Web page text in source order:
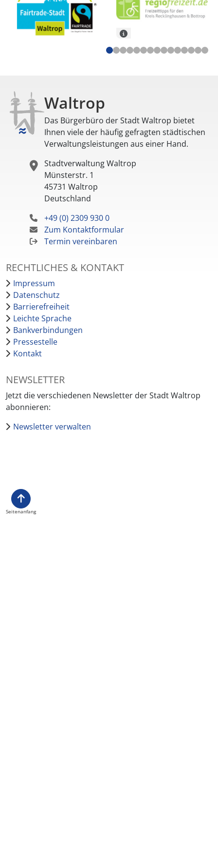
Waltrop
Das Bürgerbüro der Stadt Waltrop bietet
Ihnen viele der häufig gefragten städtischen
Verwaltungsleistungen aus einer Hand.
Stadtverwaltung Waltrop
Münsterstr. 1
45731 Waltrop
Deutschland
+49 (0) 2309 930 0
Zum Kontaktformular
Termin vereinbaren
RECHTLICHES & KONTAKT
Impressum
Datenschutz
Barrierefreiheit
Leichte Sprache
Bankverbindungen
Pressestelle
Kontakt
NEWSLETTER
Jetzt die verschiedenen Newsletter der Stadt Waltrop
abonnieren:
Newsletter verwalten
Seitenanfang